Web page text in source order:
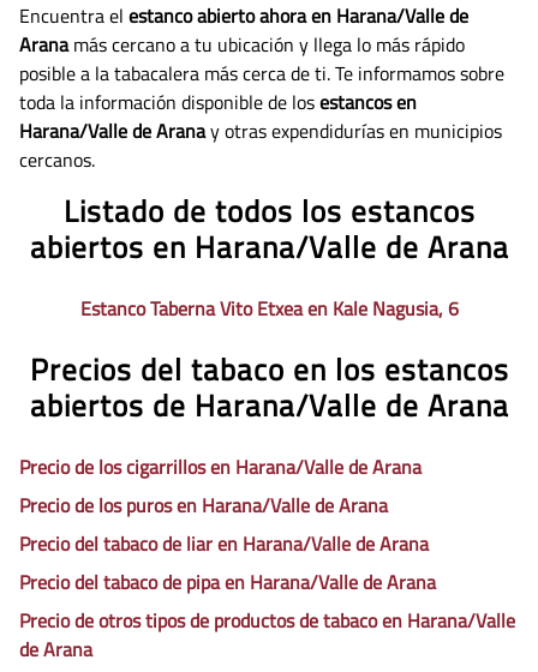
Encuentra el estanco abierto ahora en Harana/Valle de
Aranamás cercano a tu ubicación y llega lo más rápido
posible a la tabacalera más cerca de ti. Te informamos sobre
toda la información disponible de losestancos en
Harana/Valle de Aranay otras expendidurías en municipios
cercanos.
Listado de todos los estancos
abiertos en Harana/Valle de Arana
Estanco Taberna Vito Etxea en Kale Nagusia, 6
Precios del tabaco en los estancos
abiertos de Harana/Valle de Arana
Precio de los cigarrillos en Harana/Valle de Arana
Precio de los puros en Harana/Valle de Arana
Precio del tabaco de liar en Harana/Valle de Arana
Precio del tabaco de pipa en Harana/Valle de Arana
Precio de otros tipos de productos de tabaco en Harana/Valle
de Arana